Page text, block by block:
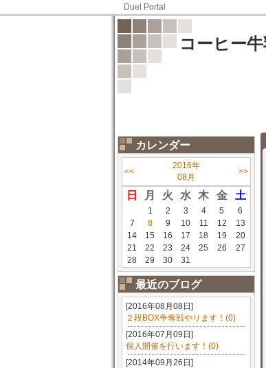
Duel Portal
コーヒー
カレンダー
<<
2016年
08月
>>
日 月 火 水 木 金 土
1 2 3 4 5
6
7
8 9 10 11 12
13
14
15 16 17 18 19
20
21
22 23 24 25 26
27
28
29 30 31
最近のブログ
[2016年08月08日]
２段BOX争奪戦やります！(0)
[2016年07月09日]
個人開催を行います！(0)
[2014年09月26日]